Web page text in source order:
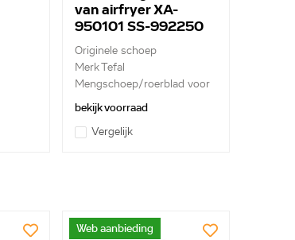
van airfryer XA-
950101 SS-992250
Originele schoep
Merk Tefal
Mengschoep/roerblad voor
hetel...
bekijk voorraad
Vergelijk
Web aanbieding